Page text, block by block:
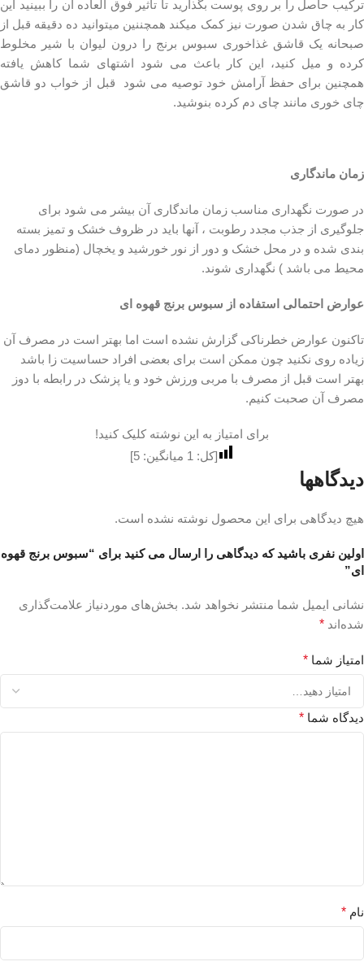
ترکیب حاصل را بر روی پوست بگذارید تا تاثیر فوق العاده آن را ببینید این
کار به چاق شدن صورت نیز کمک میکند همچننین میتوانید ده دقیقه قبل از
صبحانه یک قاشق غذاخوری سبوس برنج را درون لیوان با شیر مخلوط
کرده و میل کنید، این کار باعث می شود اشتهای شما کاهش یافته
همچنین برای حفظ آرامش خود توصیه می شود قبل از خواب دو قاشق
چای خوری مانند چای دم کرده بنوشید.
زمان ماندگاری
در صورت نگهداری مناسب زمان ماندگاری آن بیشر می شود برای
جلوگیری از جذب مجدد رطوبت ، آنها باید در ظروف خشک و تمیز بسته
بندی شده و در محل خشک و دور از نور خورشید و یخچال (منظور دمای
محیط می باشد ) نگهداری شوند.
عوارض احتمالی استفاده از سبوس برنج قهوه ای
تاکنون عوارض خطرناکی گزارش نشده است اما بهتر است در مصرف آن
زیاده روی نکنید چون ممکن است برای بعضی افراد حساسیت زا باشد
بهتر است قبل از مصرف با مربی ورزش خود و یا پزشک در رابطه با دوز
مصرف آن صحبت کنیم.
برای امتیاز به این نوشته کلیک کنید!
[کل: 1 میانگین: 5
]
دیدگاهها
هیچ دیدگاهی برای این محصول نوشته نشده است.
اولین نفری باشید که دیدگاهی را ارسال می کنید برای “سبوس برنج قهوه
ای”
نشانی ایمیل شما منتشر نخواهد شد. بخش‌های موردنیاز علامت‌گذاری
شده‌اند *
امتیاز شما *
دیدگاه شما *
نام *